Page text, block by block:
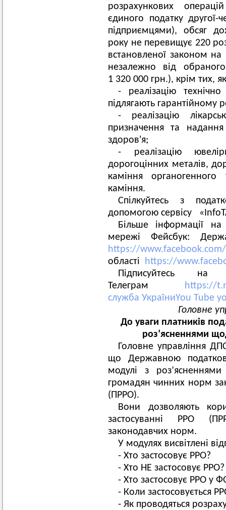
розрахункових
єдиного податку другої-
підприємцями), обсяг
року не перевищує 220
встановленої законом на
незалежно від
1 320 000 грн.), крім тих,
- реалізацію
підлягають гарантійному
- реалізацію
призначення та
здоров'я;
- реалізацію
дорогоцінних металів,
каміння органогенного
каміння.
Спілкуйтесь з
допомогою сервісу
Більше інформації на
мережі Фейсбук:
https://
області https://
Підписуйтесь
Телеграм https://
служба УкраїниYou Tube
Головне
До уваги платників
роз’ясненнями
Головне управління
що Державною
модулі з
громадян чинних норм
(ПРРО).
Вони дозволяють
застосуванні РРО
законодавчих норм.
У модулях висвітлені
- Хто застосовує РРО?
- Хто НЕ застосовує РРО?
- Хто застосовує РРО у
- Коли застосовується
- Як проводяться